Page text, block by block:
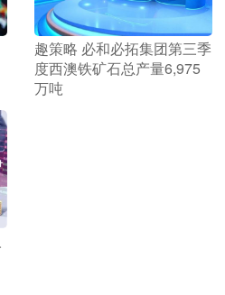
​趣策略 必和必拓集团第三季
度西澳铁矿石总产量6,975
万吨